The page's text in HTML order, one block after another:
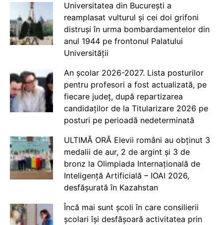
Universitatea din București a
reamplasat vulturul și cei doi grifoni
distruși în urma bombardamentelor din
anul 1944 pe frontonul Palatului
Universității
An școlar 2026-2027. Lista posturilor
pentru profesori a fost actualizată, pe
fiecare județ, după repartizarea
candidaților de la Titularizare 2026 pe
posturi pe perioadă nedeterminată
ULTIMĂ ORĂ Elevii români au obținut 3
medalii de aur, 2 de argint și 3 de
bronz la Olimpiada Internațională de
Inteligență Artificială – IOAI 2026,
desfășurată în Kazahstan
Încă mai sunt școli în care consilierii
școlari își desfășoară activitatea prin